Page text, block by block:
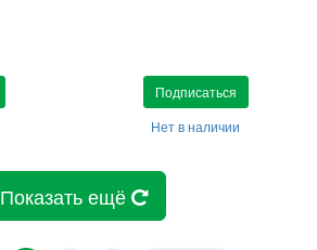
Подписаться
Нет в наличии
Показать ещё